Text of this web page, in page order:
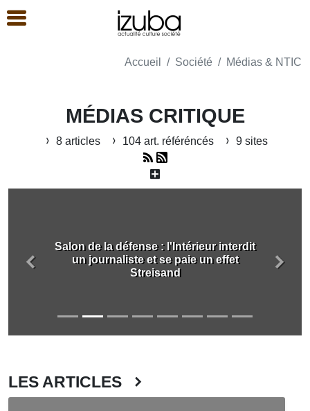
Accueil Société Médias & NTIC
MÉDIAS CRITIQUE
8 articles 104 art. référéncés 9 sites
Salon de la défense : l'Intérieur interdit
un journaliste et se paie un effet
Streisand
Précédent
LES ARTICLES